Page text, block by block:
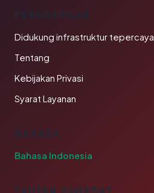
PERUSAHAAN
Didukung infrastruktur tepercaya
Tentang
Kebijakan Privasi
Syarat Layanan
BAHASA
Bahasa Indonesia
TAUTAN SAHABAT